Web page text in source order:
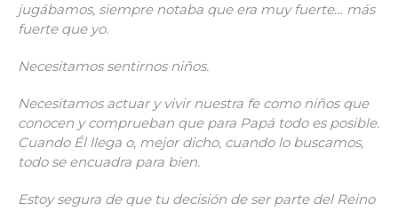
jugábamos, siempre notaba que era muy fuerte… más
fuerte que yo.
Necesitamos sentirnos niños.
Necesitamos actuar y vivir nuestra fe como niños que
conocen y comprueban que para Papá todo es posible.
Cuando Él llega o, mejor dicho, cuando lo buscamos,
todo se encuadra para bien.
Estoy segura de que tu decisión de ser parte del Reino